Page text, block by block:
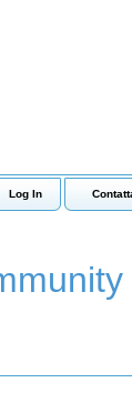
Log In